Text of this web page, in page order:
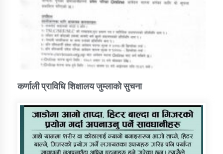
कर्णाली प्राविधि शिक्षालय जुम्लाको सुचना